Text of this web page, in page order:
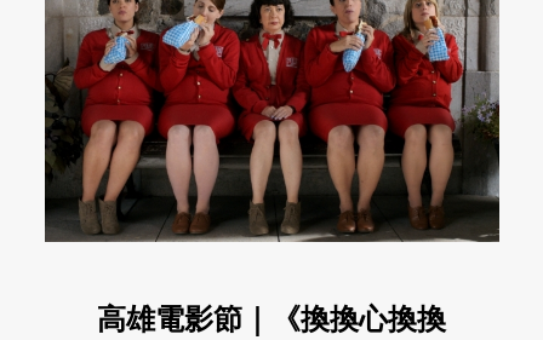
高雄電影節｜《換換心換換